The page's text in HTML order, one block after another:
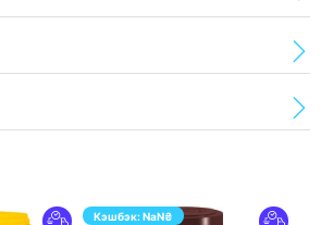
Кэшбэк:NaN₴